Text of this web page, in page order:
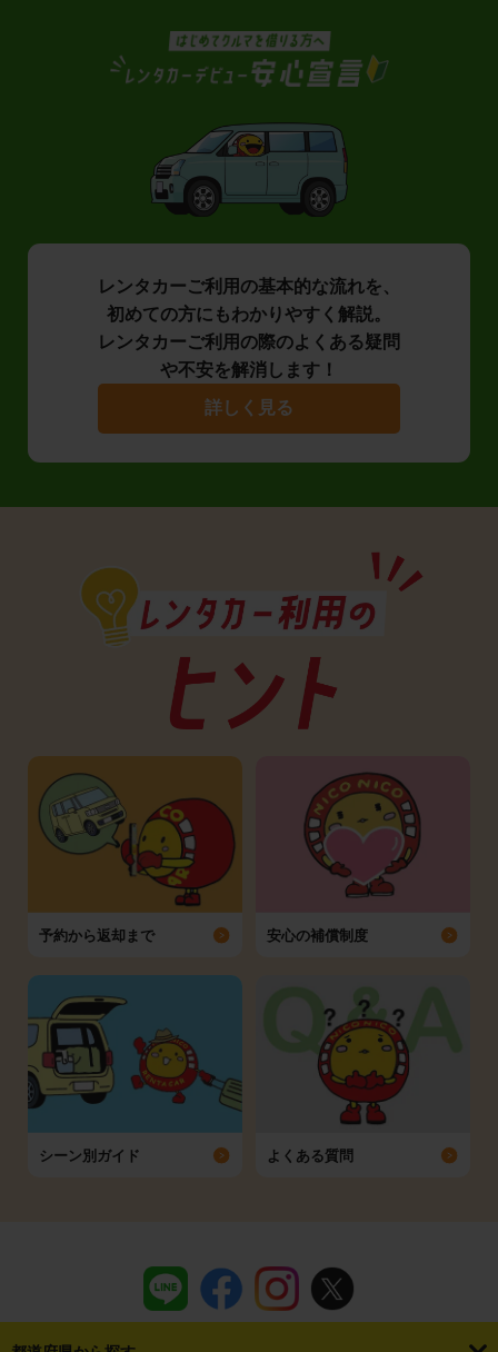
レンタカーご利用の基本的な流れを、
初めての方にもわかりやすく解説。
レンタカーご利用の際のよくある疑問
や不安を解消します！
詳しく見る
予約から返却まで 安心の補償制度
シーン別ガイド よくある質問